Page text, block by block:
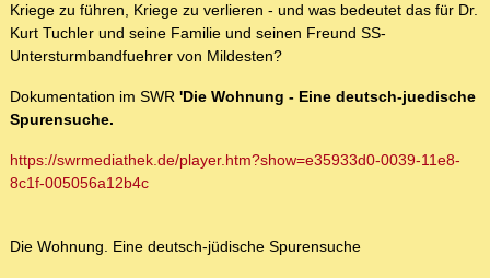
Kriege zu führen, Kriege zu verlieren - und was bedeutet das für Dr.
Kurt Tuchler und seine Familie und seinen Freund SS-
Untersturmbandfuehrer von Mildesten?
Dokumentation im SWR 'Die Wohnung - Eine deutsch-juedische
Spurensuche.
https://swrmediathek.de/player.htm?show=e35933d0-0039-11e8-
8c1f-005056a12b4c
Die Wohnung. Eine deutsch-jüdische Spurensuche